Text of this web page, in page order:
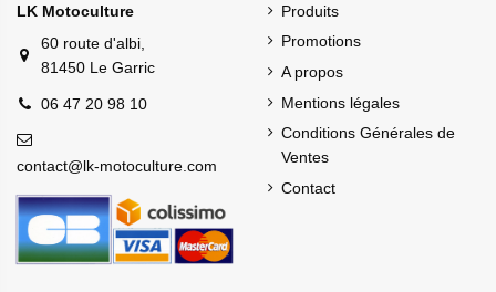
LK Motoculture
60 route d'albi,
81450 Le Garric
06 47 20 98 10
contact@lk-motoculture.com
Produits
Promotions
A propos
Mentions légales
Conditions Générales de
Ventes
Contact